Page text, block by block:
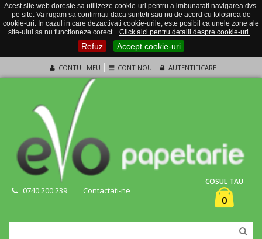
Acest site web doreste sa utilizeze cookie-uri pentru a imbunatati navigarea dvs.
pe site. Va rugam sa confirmati daca sunteti sau nu de acord cu folosirea de
cookie-uri. In cazul in care dezactivati cookie-urile, este posibil ca unele zone ale
site-ului sa nu functioneze corect.
Click aici pentru detalii despre cookie-uri.
Refuz Accept cookie-uri
CONTUL MEU CONT NOU AUTENTIFICARE
0740.200.239 Contactati-ne
COSUL TAU
0